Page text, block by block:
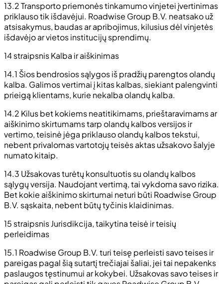
13.2 Transporto priemonės tinkamumo vinjetei įvertinimas
priklauso tik išdavėjui. Roadwise Group B.V. neatsako už
atsisakymus, baudas ar apribojimus, kilusius dėl vinjetės
išdavėjo ar vietos institucijų sprendimų.
14 straipsnis Kalba ir aiškinimas
14.1 Šios bendrosios sąlygos iš pradžių parengtos olandų
kalba. Galimos vertimai į kitas kalbas, siekiant palengvinti
prieigą klientams, kurie nekalba olandų kalba.
14.2 Kilus bet kokiems neatitikimams, prieštaravimams ar
aiškinimo skirtumams tarp olandų kalbos versijos ir
vertimo, teisinė jėga priklauso olandų kalbos tekstui,
nebent privalomas vartotojų teisės aktas užsakovo šalyje
numato kitaip.
14.3 Užsakovas turėtų konsultuotis su olandų kalbos
sąlygų versija. Naudojant vertimą, tai vykdoma savo rizika.
Bet kokie aiškinimo skirtumai neturi būti Roadwise Group
B.V. sąskaita, nebent būtų tyčinis klaidinimas.
15 straipsnis Jurisdikcija, taikytina teisė ir teisių
perleidimas
15.1 Roadwise Group B.V. turi teisę perleisti savo teises ir
pareigas pagal šią sutartį trečiajai šaliai, jei tai nepakenks
paslaugos tęstinumui ar kokybei. Užsakovas savo teises ir